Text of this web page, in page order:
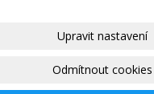
Upravit nastavení
Odmítnout cookies